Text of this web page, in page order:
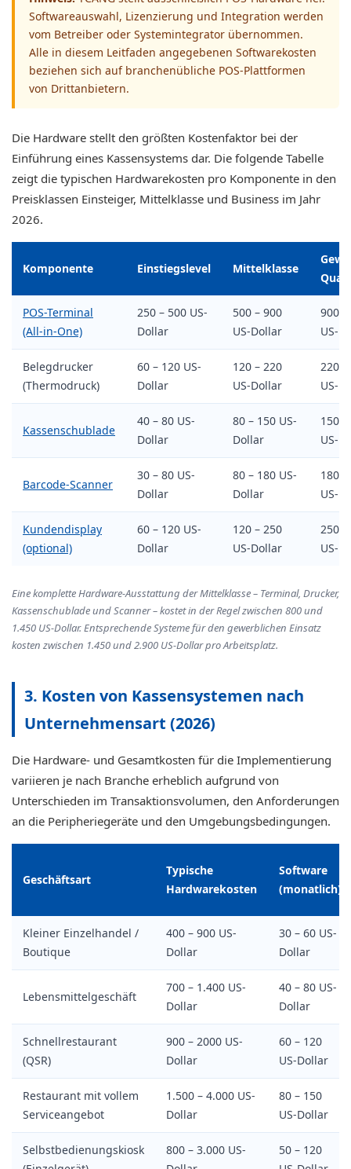
Softwareauswahl, Lizenzierung und Integration werden
vom Betreiber oder Systemintegrator übernommen.
Alle in diesem Leitfaden angegebenen Softwarekosten
beziehen sich auf branchenübliche POS-Plattformen
von Drittanbietern.
Die Hardware stellt den größten Kostenfaktor bei der
Einführung eines Kassensystems dar. Die folgende Tabelle
zeigt die typischen Hardwarekosten pro Komponente in den
Preisklassen Einsteiger, Mittelklasse und Business im Jahr
2026.
Komponente Einstiegslevel Mittelklasse
POS-Terminal
(All-in-One)
250 – 500 US-
Dollar
500 – 900
US-Dollar
900
US-
Belegdrucker
(Thermodruck)
60 – 120 US-
Dollar
120 – 220
US-Dollar
220 –
US-
Kassenschublade
40 – 80 US-
Dollar
80 – 150 US-
Dollar
150
US-
Barcode-Scanner
30 – 80 US-
Dollar
80 – 180 US-
Dollar
180
US-
Kundendisplay
(optional)
60 – 120 US-
Dollar
120 – 250
US-Dollar
250 –
US-
Eine komplette Hardware-Ausstattung der Mittelklasse – Terminal, Drucker,
Kassenschublade und Scanner – kostet in der Regel zwischen 800 und
1.450 US-Dollar. Entsprechende Systeme für den gewerblichen Einsatz
kosten zwischen 1.450 und 2.900 US-Dollar pro Arbeitsplatz.
3. Kosten von Kassensystemen nach
Unternehmensart (2026)
Die Hardware- und Gesamtkosten für die Implementierung
variieren je nach Branche erheblich aufgrund von
Unterschieden im Transaktionsvolumen, den Anforderungen
an die Peripheriegeräte und den Umgebungsbedingungen.
Geschäftsart
Typische
Hardwarekosten
Software
(monatlich)
Kleiner Einzelhandel /
Boutique
400 – 900 US-
Dollar
30 – 60 US-
Dollar
Lebensmittelgeschäft
700 – 1.400 US-
Dollar
40 – 80 US-
Dollar
Schnellrestaurant
(QSR)
900 – 2000 US-
Dollar
60 – 120
US-Dollar
Restaurant mit vollem
Serviceangebot
1.500 – 4.000 US-
Dollar
80 – 150
US-Dollar
Selbstbedienungskiosk
800 – 3.000 US-
50 – 120